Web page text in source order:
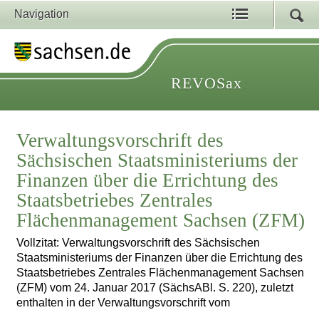
Navigation
REVOSax
Verwaltungsvorschrift des
Sächsischen Staatsministeriums der
Finanzen über die Errichtung des
Staatsbetriebes Zentrales
Flächenmanagement Sachsen (ZFM)
Vollzitat: Verwaltungsvorschrift des Sächsischen
Staatsministeriums der Finanzen über die Errichtung des
Staatsbetriebes Zentrales Flächenmanagement Sachsen
(ZFM) vom 24. Januar 2017 (SächsABl. S. 220), zuletzt
enthalten in der Verwaltungsvorschrift vom